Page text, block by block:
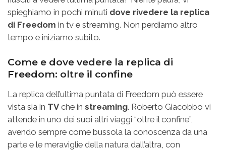
spieghiamo in pochi minuti dove rivedere la replica
di Freedom in tv e streaming. Non perdiamo altro
tempo e iniziamo subito.
Come e dove vedere la replica di
Freedom: oltre il confine
La replica dell’ultima puntata di Freedom può essere
vista sia in TVche in streaming. Roberto Giacobbo vi
attende in uno dei suoi altri viaggi “oltre il confine”,
avendo sempre come bussola la conoscenza da una
parte e le meraviglie della natura dall’altra, con